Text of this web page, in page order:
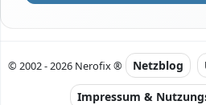
© 2002 - 2026 Nerofix ® Netzblog
Impressum &